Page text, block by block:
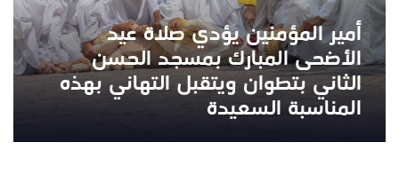
أمير المؤمنين يؤدي صلاة عيد
الأضحى المبارك بمسجد الحسن
الثاني بتطوان ويتقبل التهاني بهذه
المناسبة السعيدة